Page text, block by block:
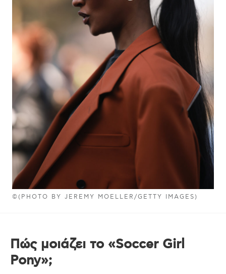
©(PHOTO BY JEREMY MOELLER/GETTY IMAGES)
Πώς μοιάζει το «Soccer Girl
Pony»;